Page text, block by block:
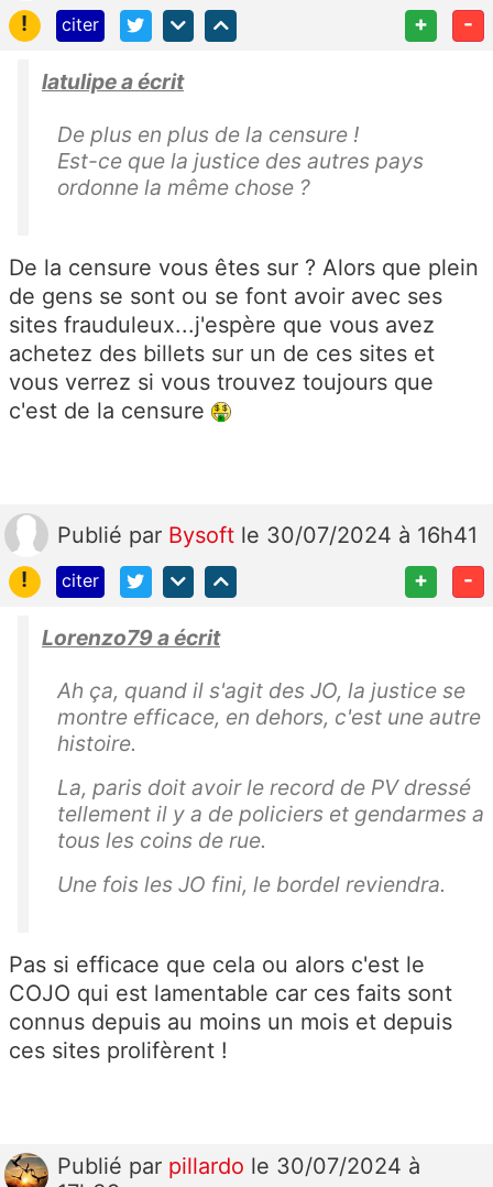
!
citer + -
latulipe a écrit
De plus en plus de la censure !
Est-ce que la justice des autres pays
ordonne la même chose ?
De la censure vous êtes sur ? Alors que plein
de gens se sont ou se font avoir avec ses
sites frauduleux...j'espère que vous avez
achetez des billets sur un de ces sites et
vous verrez si vous trouvez toujours que
c'est de la censure
Publié par Bysoft le 30/07/2024 à 16h41
!
citer + -
Lorenzo79 a écrit
Ah ça, quand il s'agit des JO, la justice se
montre efficace, en dehors, c'est une autre
histoire.
La, paris doit avoir le record de PV dressé
tellement il y a de policiers et gendarmes a
tous les coins de rue.
Une fois les JO fini, le bordel reviendra.
Pas si efficace que cela ou alors c'est le
COJO qui est lamentable car ces faits sont
connus depuis au moins un mois et depuis
ces sites prolifèrent !
Publié par pillardo le 30/07/2024 à